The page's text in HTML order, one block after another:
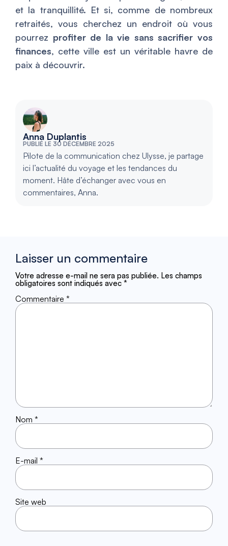
et la tranquillité. Et si, comme de nombreux
retraités, vous cherchez un endroit où vous
pourrez profiter de la vie sans sacrifier vos
finances, cette ville est un véritable havre de
paix à découvrir.
Anna Duplantis
PUBLIÉ LE 30 DÉCEMBRE 2025
Pilote de la communication chez Ulysse, je partage
ici l’actualité du voyage et les tendances du
moment. Hâte d’échanger avec vous en
commentaires, Anna.
Laisser un commentaire
Votre adresse e-mail ne sera pas publiée. Les champs
obligatoires sont indiqués avec *
Commentaire *
Nom *
E-mail *
Site web